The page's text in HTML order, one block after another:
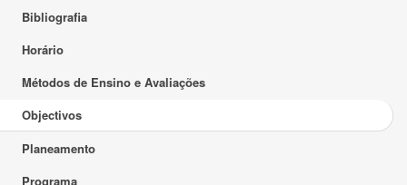
Bibliografia
Horário
Métodos de Ensino e Avaliações
Objectivos
Planeamento
Programa